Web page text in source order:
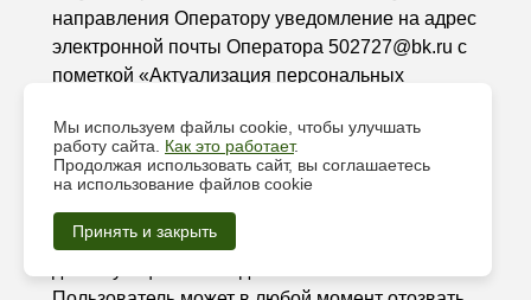
направления Оператору уведомление на адрес
электронной почты Оператора 502727@bk.ru с
пометкой «Актуализация персональных
10.4. Срок обработки персональных данных
определяется достижением целей, для которых
были собраны персональные данные, если
иной срок не предусмотрен договором или
Мы используем файлы cookie, чтобы улучшать
работу сайта. Как это работает.
Продолжая использовать сайт, вы соглашаетесь
на использование файлов cookie
Принять и закрыть